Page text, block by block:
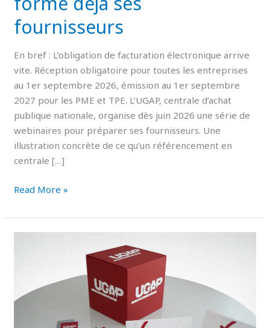
fournisseurs
En bref : L’obligation de facturation électronique arrive
vite. Réception obligatoire pour toutes les entreprises
au 1er septembre 2026, émission au 1er septembre
2027 pour les PME et TPE. L’UGAP, centrale d’achat
publique nationale, organise dès juin 2026 une série de
webinaires pour préparer ses fournisseurs. Une
illustration concrète de ce qu’un référencement en
centrale […]
Read More »
classique